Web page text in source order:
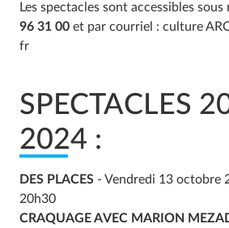
Les spectacles sont accessibles
96 31 00 et par courriel : culture
fr
SPECTACLES
2024 :
DES PLACES - Vendredi 13 octobre
20h30
CRAQUAGE AVEC MARION